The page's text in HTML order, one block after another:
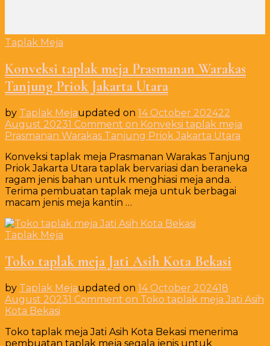
Taplak Meja
Konveksi taplak meja Prasmanan Warakas
Tanjung Priok Jakarta Utara
by Taplak Mejaupdated on 14 October 202422
August 20231 Comment on Konveksi taplak meja
Prasmanan Warakas Tanjung Priok Jakarta Utara
Konveksi taplak meja Prasmanan Warakas Tanjung
Priok Jakarta Utara taplak bervariasi dan beraneka
ragam jenis bahan untuk menghiasi meja anda.
Terima pembuatan taplak meja untuk berbagai
macam jenis meja kantin …
Taplak Meja
Toko taplak meja Jati Asih Kota Bekasi
by Taplak Mejaupdated on 14 October 202418
August 20231 Comment on Toko taplak meja Jati Asih
Kota Bekasi
Toko taplak meja Jati Asih Kota Bekasi menerima
pembuatan taplak meja segala jenis untuk